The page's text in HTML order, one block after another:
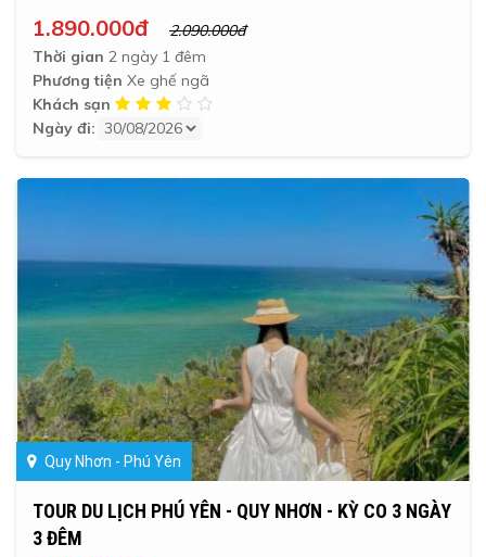
1.890.000đ
2.090.000đ
Thời gian 2 ngày 1 đêm
Phương tiện Xe ghế ngã
Khách sạn
Ngày đi:
Quy Nhơn - Phú Yên
TOUR DU LỊCH PHÚ YÊN - QUY NHƠN - KỲ CO 3 NGÀY
3 ĐÊM